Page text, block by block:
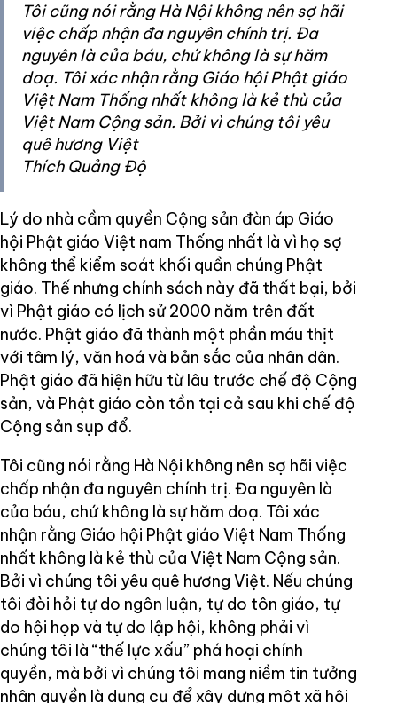
Tôi cũng nói rằng Hà Nội không nên sợ hãi
việc chấp nhận đa nguyên chính trị. Đa
nguyên là của báu, chứ không là sự hăm
doạ. Tôi xác nhận rằng Giáo hội Phật giáo
Việt Nam Thống nhất không là kẻ thù của
Việt Nam Cộng sản. Bởi vì chúng tôi yêu
quê hương Việt
Thích Quảng Độ
Lý do nhà cầm quyền Cộng sản đàn áp Giáo
hội Phật giáo Việt nam Thống nhất là vì họ sợ
không thể kiểm soát khối quần chúng Phật
giáo. Thế nhưng chính sách này đã thất bại, bởi
vì Phật giáo có lịch sử 2000 năm trên đất
nước. Phật giáo đã thành một phần máu thịt
với tâm lý, văn hoá và bản sắc của nhân dân.
Phật giáo đã hiện hữu từ lâu trước chế độ Cộng
sản, và Phật giáo còn tồn tại cả sau khi chế độ
Cộng sản sụp đổ.
Tôi cũng nói rằng Hà Nội không nên sợ hãi việc
chấp nhận đa nguyên chính trị. Đa nguyên là
của báu, chứ không là sự hăm doạ. Tôi xác
nhận rằng Giáo hội Phật giáo Việt Nam Thống
nhất không là kẻ thù của Việt Nam Cộng sản.
Bởi vì chúng tôi yêu quê hương Việt. Nếu chúng
tôi đòi hỏi tự do ngôn luận, tự do tôn giáo, tự
do hội họp và tự do lập hội, không phải vì
chúng tôi là “thế lực xấu” phá hoại chính
quyền, mà bởi vì chúng tôi mang niềm tin tưởng
nhân quyền là dụng cụ để xây dựng một xã hội